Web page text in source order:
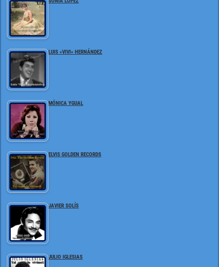
LUIS «VIVI» HERNÁNDEZ
MÓNICA YGUAL
ELVIS GOLDEN RECORDS
JAVIER SOLÍS
JULIO IGLESIAS